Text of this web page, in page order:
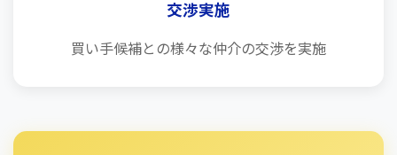
交渉実施
買い手候補との様々な仲介の交渉を実施